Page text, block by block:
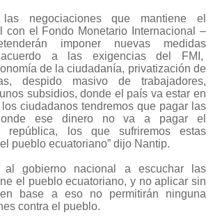
las negociaciones que mantiene el
con el Fondo Monetario Internacional –
imponer nuevas medidas
a las exigencias del FMI,
de la ciudadanía, privatización de
despido masivo de trabajadores,
subsidios, donde el país va estar en
los ciudadanos tendremos que pagar las
ese dinero no va a pagar el
república, los que sufriremos estas
pueblo ecuatoriano” dijo Nantip.
al gobierno nacional a escuchar las
el pueblo ecuatoriano, y no aplicar sin
base a eso no permitirán ninguna
contra el pueblo.